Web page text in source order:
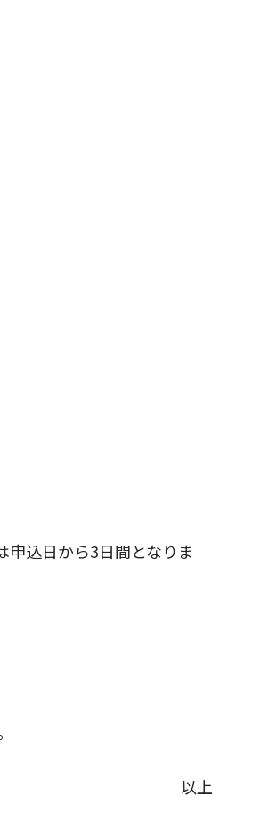
込日から3日間となりま
以上